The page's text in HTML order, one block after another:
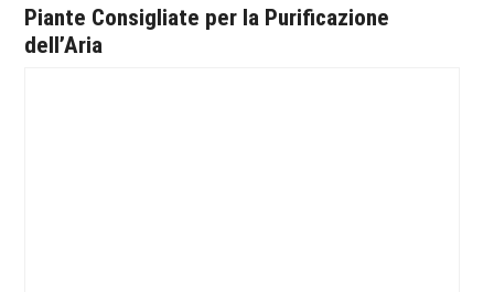
Piante Consigliate per la Purificazione
dell’Aria